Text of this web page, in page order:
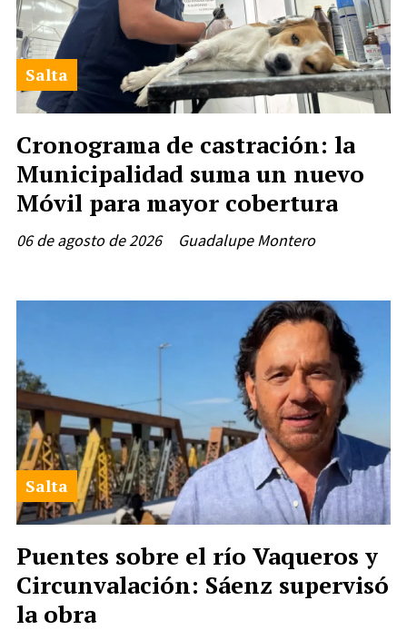
Cronograma de castración: la
Municipalidad suma un nuevo
Móvil para mayor cobertura
Guadalupe Montero
Salta
06 de agosto de 2026
Puentes sobre el río Vaqueros y
Circunvalación: Sáenz supervisó
la obra
Salta